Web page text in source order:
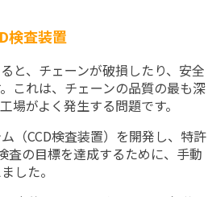
検査装置
と、チェーンが破損したり、安全
これは、チェーンの品質の最も深
場がよく発生する問題です。
（CCD検査装置）を開発し、特許
査の目標を達成するために、手動
した。